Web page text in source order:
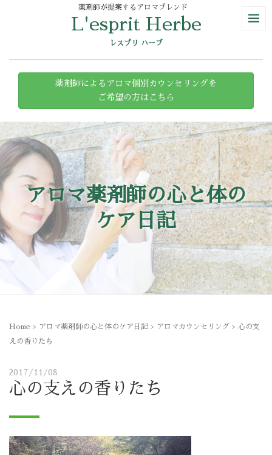
薬剤師が提案するアロマブレンド
L'esprit Herbe
レスプリ ハーブ
薬剤師によるアロマ個別カウンセリングを
ご希望の方はこちら
アロマ薬剤師の心と体の
ケア日記
Home > アロマ薬剤師の心と体のケア日記 > アロマカウンセリング > 心の支
えの香りたち
2017/11/08
心の支えの香りたち